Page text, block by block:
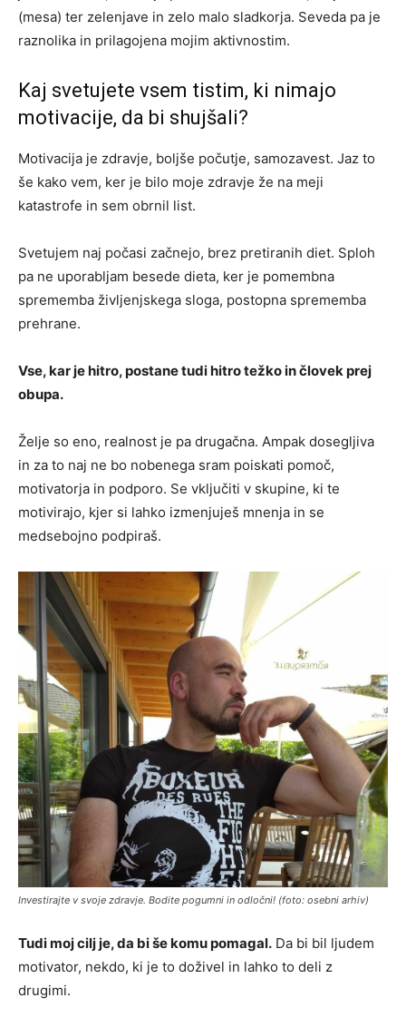
(mesa) ter zelenjave in zelo malo sladkorja. Seveda pa je
raznolika in prilagojena mojim aktivnostim.
Kaj svetujete vsem tistim, ki nimajo
motivacije, da bi shujšali?
Motivacija je zdravje, boljše počutje, samozavest. Jaz to
še kako vem, ker je bilo moje zdravje že na meji
katastrofe in sem obrnil list.
Svetujem naj počasi začnejo, brez pretiranih diet. Sploh
pa ne uporabljam besede dieta, ker je pomembna
sprememba življenjskega sloga, postopna sprememba
prehrane.
Vse, kar je hitro, postane tudi hitro težko in človek prej
obupa.
Želje so eno, realnost je pa drugačna. Ampak dosegljiva
in za to naj ne bo nobenega sram poiskati pomoč,
motivatorja in podporo. Se vključiti v skupine, ki te
motivirajo, kjer si lahko izmenjuješ mnenja in se
medsebojno podpiraš.
Investirajte v svoje zdravje. Bodite pogumni in odločni! (foto: osebni arhiv)
Tudi moj cilj je, da bi še komu pomagal. Da bi bil ljudem
motivator, nekdo, ki je to doživel in lahko to deli z
drugimi.